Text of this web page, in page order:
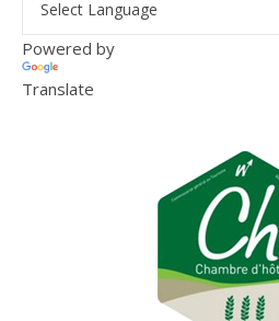
Powered by
Translate